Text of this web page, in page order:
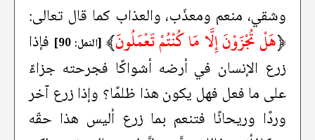
وشقي، منعم ومعذّب، والعذاب كما قال تعالى:
﴿هَلْ تُجْزَوْنَ إِلَّا مَا كُنْتُمْ تَعْمَلُونَ﴾ [النمل: 90]
فإذا
زرع الإنسان في أرضه أشواكًا فجرحته جزاءً
على ما فعل فهل يكون هذا ظلمًا؟ وإذا زرع آخر
وردًا وريحانًا فتنعم بما زرع أليس هذا حقّه